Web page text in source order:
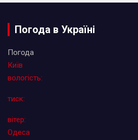
Погода в Україні
Погода
Київ
вологість:
тиск:
вітер:
Одеса